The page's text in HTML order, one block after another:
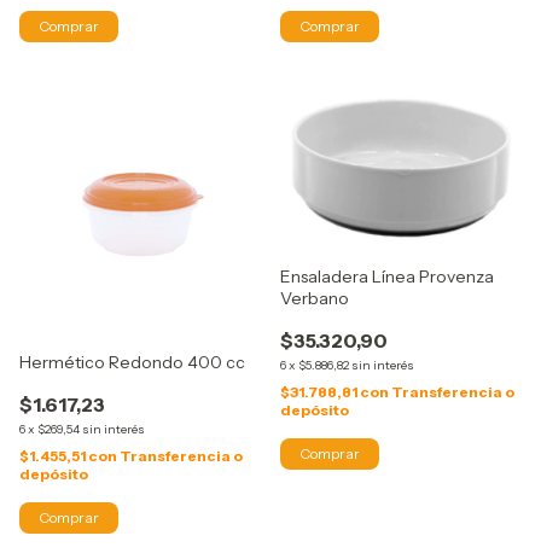
Hermético Redondo 400 cc
$1.617,23
6x $269,54 sin interés
$1.455,51 con Transferencia o
depósito
Ensaladera Línea Provenza
Verbano
$35.320,90
6x $5.886,82 sin interés
$31.788,81 con Transferencia o
depósito